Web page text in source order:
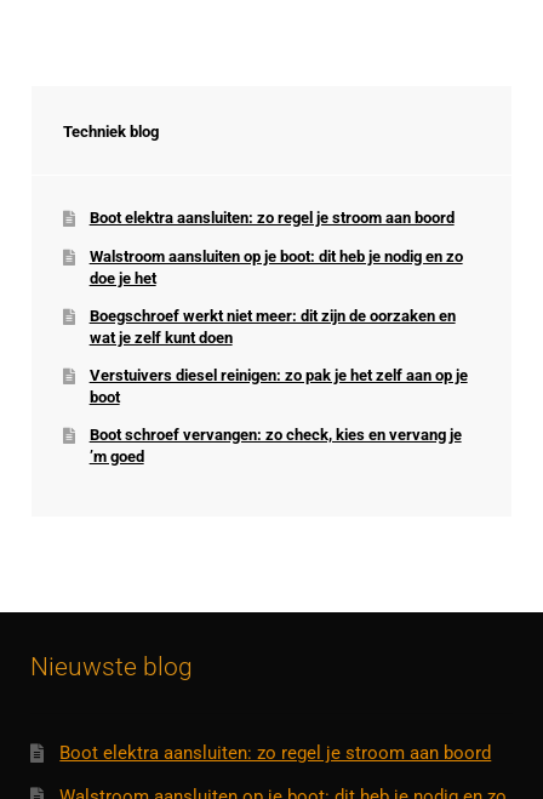
Techniek blog
Boot elektra aansluiten: zo regel je stroom aan boord
Walstroom aansluiten op je boot: dit heb je nodig en zo
doe je het
Boegschroef werkt niet meer: dit zijn de oorzaken en
wat je zelf kunt doen
Verstuivers diesel reinigen: zo pak je het zelf aan op je
boot
Boot schroef vervangen: zo check, kies en vervang je
’m goed
Nieuwste blog
Boot elektra aansluiten: zo regel je stroom aan boord